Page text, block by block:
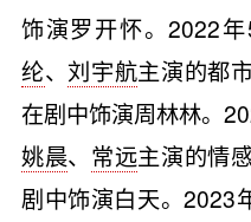
饰演罗开怀。2022
纶、刘宇航主演的都
在剧中饰演周林林。
姚晨、 常远主演的情
剧中饰演白天。2023